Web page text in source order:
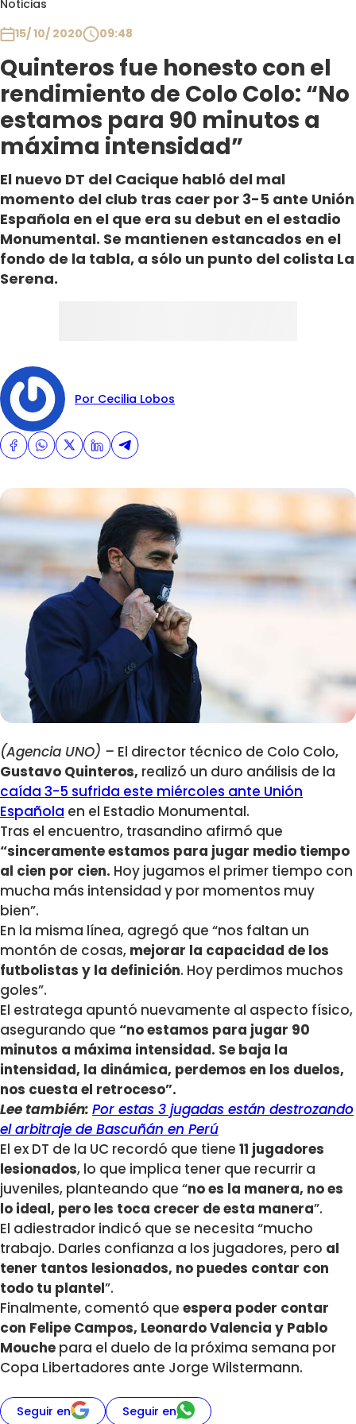
Noticias
15/ 10/ 2020
09:48
Quinteros fue honesto con el
rendimiento de Colo Colo: “No
estamos para 90 minutos a
máxima intensidad”
El nuevo DT del Cacique habló del mal
momento del club tras caer por 3-5 ante Unión
Española en el que era su debut en el estadio
Monumental. Se mantienen estancados en el
fondo de la tabla, a sólo un punto del colista La
Serena.
Por Cecilia Lobos
(Agencia UNO) – El director técnico de Colo Colo,
Gustavo Quinteros, realizó un duro análisis de la
caída 3-5 sufrida este miércoles ante Unión
Española en el Estadio Monumental.
Tras el encuentro, trasandino afirmó que
“sinceramente estamos para jugar medio tiempo
al cien por cien. Hoy jugamos el primer tiempo con
mucha más intensidad y por momentos muy
bien”.
En la misma línea, agregó que “nos faltan un
montón de cosas, mejorar la capacidad de los
futbolistas y la definición. Hoy perdimos muchos
goles”.
El estratega apuntó nuevamente al aspecto físico,
asegurando que “no estamos para jugar 90
minutos a máxima intensidad. Se baja la
intensidad, la dinámica, perdemos en los duelos,
nos cuesta el retroceso”.
Lee también: Por estas 3 jugadas están destrozando
el arbitraje de Bascuñán en Perú
El ex DT de la UC recordó que tiene 11 jugadores
lesionados, lo que implica tener que recurrir a
juveniles, planteando que “no es la manera, no es
lo ideal, pero les toca crecer de esta manera”.
El adiestrador indicó que se necesita “mucho
trabajo. Darles confianza a los jugadores, pero al
tener tantos lesionados, no puedes contar con
todo tu plantel”.
Finalmente, comentó que espera poder contar
con Felipe Campos, Leonardo Valencia y Pablo
Mouche para el duelo de la próxima semana por
Copa Libertadores ante Jorge Wilstermann.
Seguir en Seguir en
Club De La Comedia
Contigo en Directo
Plan Perfecto
El Tiempo
Sabingo
Todos Los Programas